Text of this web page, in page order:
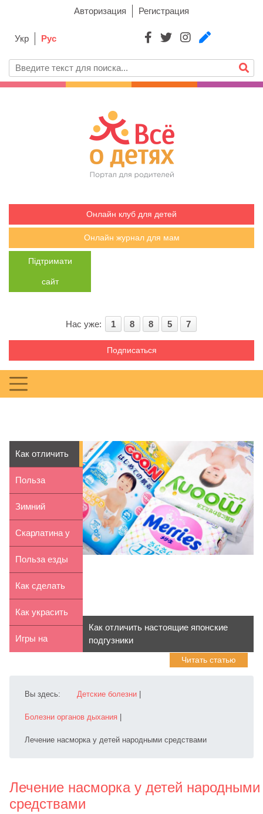
Авторизация Регистрация
Укр Рус
Онлайн клуб для детей
Онлайн журнал для мам
Підтримати
сайт
Нас уже: 1 8 8 5 7
Подписаться
Как отличить
настоящие
японские...
Польза
интерактивных
пупсов и к...
Зимний
детский
транспорт: что
л...
Скарлатина у
детей:
симптомы, л...
Польза езды
на
трехколесном
вел...
Как сделать
цветы из
фетра свои...
Как украсить
рюкзак в виде
Игры на
детей
Как отличить настоящие японские
подгузники
Читать статью
Вы здесь: Детские болезни
Болезни органов дыхания
Лечение насморка у детей народными средствами
Лечение насморка у детей народными
средствами